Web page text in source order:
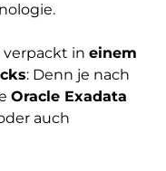
verpackt in einem
: Denn je nach
Oracle Exadata
auch